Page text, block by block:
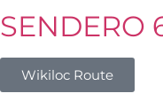
SENDERO
Wikiloc Route